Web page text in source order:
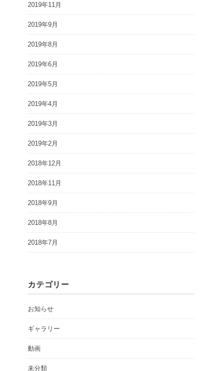
2019年11月
2019年9月
2019年8月
2019年6月
2019年5月
2019年4月
2019年3月
2019年2月
2018年12月
2018年11月
2018年9月
2018年8月
2018年7月
カテゴリー
お知らせ
ギャラリー
動画
未分類